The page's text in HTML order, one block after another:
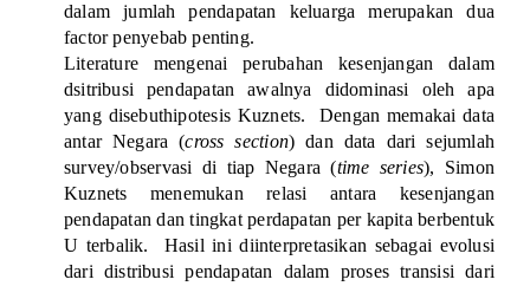
dalam jumlah pendapatan keluarga merupakan dua
factor penyebab penting.
Literature mengenai perubahan kesenjangan dalam
dsitribusi pendapatan awalnya didominasi oleh apa
yang disebuthipotesis Kuznets.
Dengan memakai data
antar Negara (cross section) dan data dari sejumlah
survey/observasi di tiap Negara (time series), Simon
Kuznets menemukan relasi antara kesenjangan
pendapatan dan tingkat perdapatan per kapita berbentuk
U terbalik.
Hasil ini diinterpretasikan sebagai evolusi
dari distribusi pendapatan dalam proses transisi dari